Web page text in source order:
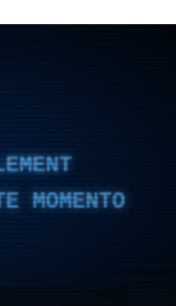
MOMENTO